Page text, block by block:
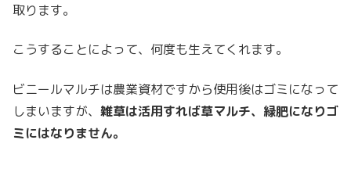
取ります。
こうすることによって、何度も生えてくれます。
ビニールマルチは農業資材ですから使用後はゴミになって
しまいますが、 雑草は活用すれば草マルチ、緑肥になりゴ
ミにはなりません。